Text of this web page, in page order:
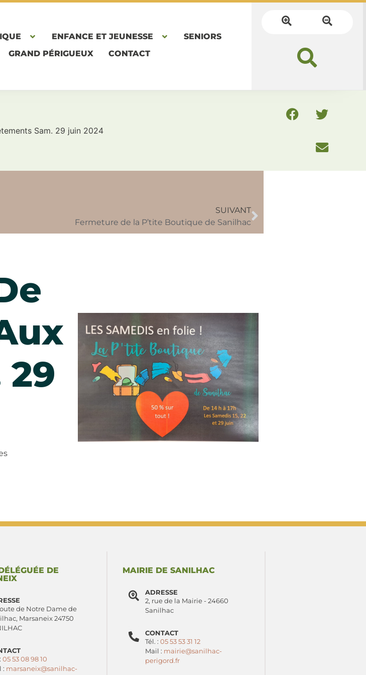
ENFANCE ET JEUNESSE
SENIORS
GRAND PÉRIGUEUX CONTACT
Sam. 29 juin 2024
SUIVANT
Fermeture de la P’tite Boutique de Sanilhac
DE
de Notre Dame de
Marsaneix 24750
05 53 08 98 10
: marsaneix@sanilhac-
MAIRIE DE SANILHAC
ADRESSE
2, rue de la Mairie - 24660
Sanilhac
CONTACT
Tél. :05 53 53 31 12
Mail : mairie@sanilhac-
perigord.fr